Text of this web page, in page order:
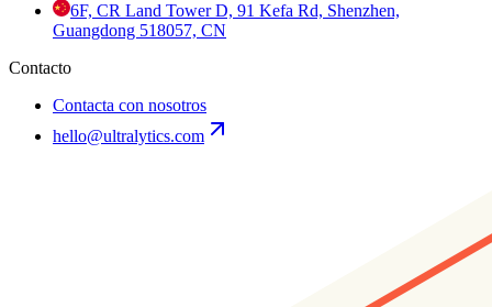
6F, CR Land Tower D, 91 Kefa Rd, Shenzhen,
Guangdong 518057, CN
Contacto
Contacta con nosotros
hello@ultralytics.com